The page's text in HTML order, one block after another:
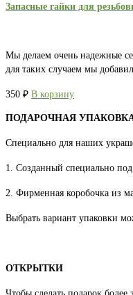
Запасные гайки для
Мы делаем очень надежные
для таких случаем мы
350 ₽ В корзину
ПОДАРОЧНАЯ
Специально для наших
1. Созданный специально
2. Фирменная коробочка из
Выбрать вариант упаковки
ОТКРЫТКИ